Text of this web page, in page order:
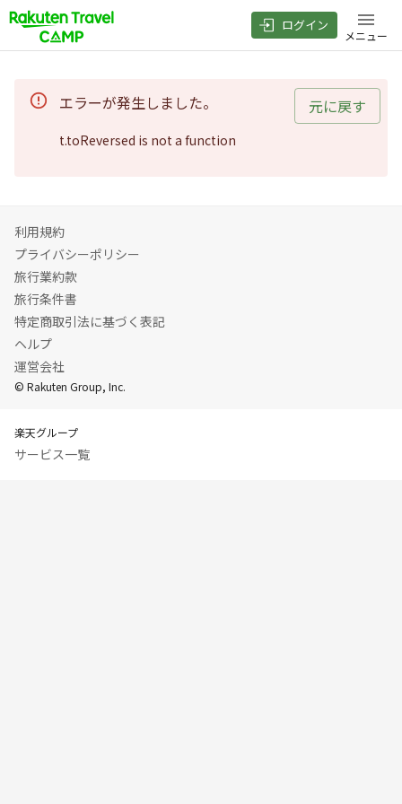
ログイン
メニュー
エラーが発生しました。
t.toReversed is not a function
元に戻す
利用規約
プライバシーポリシー
旅行業約款
旅行条件書
特定商取引法に基づく表記
ヘルプ
運営会社
© Rakuten Group, Inc.
楽天グループ
サービス一覧